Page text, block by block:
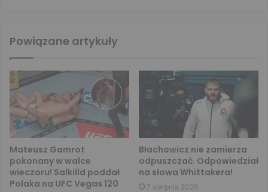
Powiązane artykuły
Mateusz Gamrot
pokonany w walce
wieczoru! Salkilld poddał
Polaka na UFC Vegas 120
Błachowicz nie zamierza
odpuszczać. Odpowiedział
na słowa Whittakera!
7 sierpnia 2026